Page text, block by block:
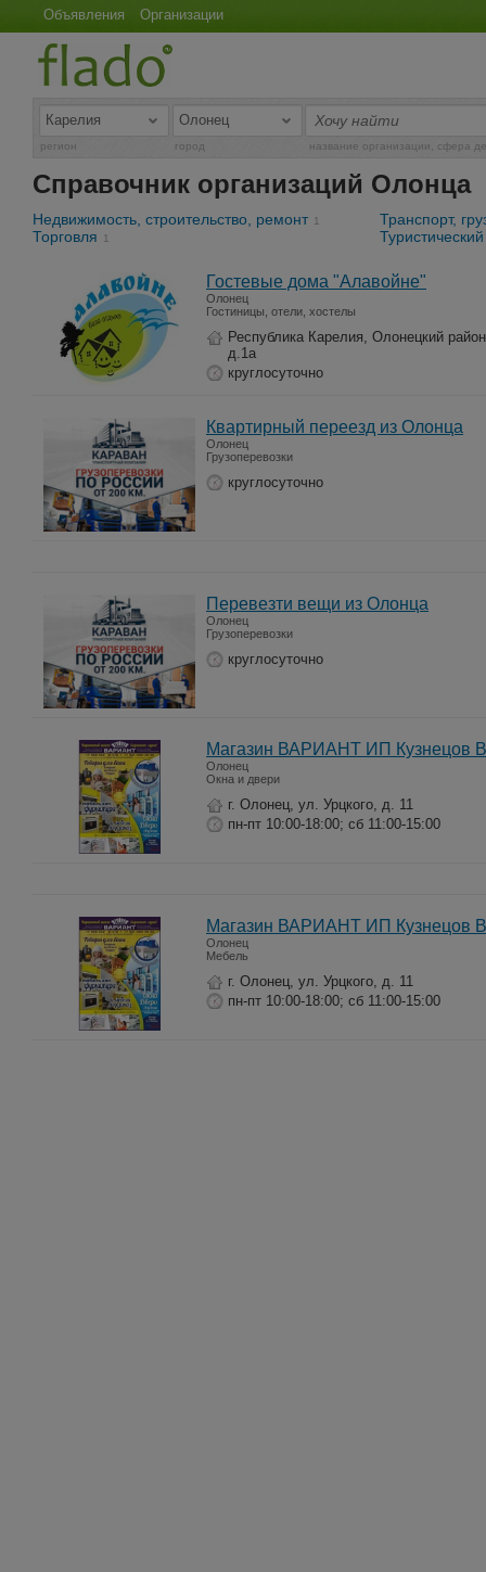
Объявления Организации
регион город название организации, сфера
Справочник организаций Олонца
Недвижимость, строительство, ремонт 1
Торговля 1
Транспорт,
Гостевые дома "Алавойне"
Олонец
Гостиницы, отели, хостелы
Республика Карелия, Олонецкий
д.1а
круглосуточно
Квартирный переезд из Олонца
Олонец
Грузоперевозки
круглосуточно
Перевезти вещи из Олонца
Олонец
Грузоперевозки
круглосуточно
Магазин ВАРИАНТ ИП Кузнецов
Олонец
Окна и двери
г. Олонец, ул. Урцкого, д. 11
пн-пт 10:00-18:00; сб 11:00-15:00
Магазин ВАРИАНТ ИП Кузнецов
Олонец
Мебель
г. Олонец, ул. Урцкого, д. 11
пн-пт 10:00-18:00; сб 11:00-15:00